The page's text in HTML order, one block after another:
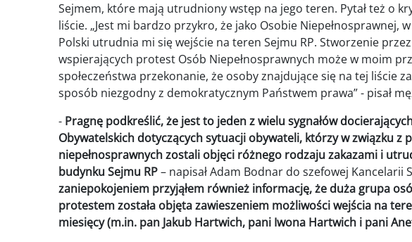
Sejmem, które mają utrudniony wstęp na jego teren. Pytał też o
liście. „Jest mi bardzo przykro, że jako Osobie Niepełnosprawnej,
Polski utrudnia mi się wejście na teren Sejmu RP. Stworzenie
wspierających protest Osób Niepełnosprawnych może w moim
społeczeństwa przekonanie, że osoby znajdujące się na tej liście
sposób niezgodny z demokratycznym Państwem prawa” - pisał
- Pragnę podkreślić, że jest to jeden z wielu sygnałów
Obywatelskich dotyczących sytuacji obywateli, którzy w związku z
niepełnosprawnych zostali objęci różnego rodzaju zakazami i
budynku Sejmu RP– napisał Adam Bodnar do szefowej Kancelarii
zaniepokojeniem przyjąłem również informację, że duża grupa
protestem została objęta zawieszeniem możliwości wejścia na
miesięcy (m.in. pan Jakub Hartwich, pani Iwona Hartwich i pani